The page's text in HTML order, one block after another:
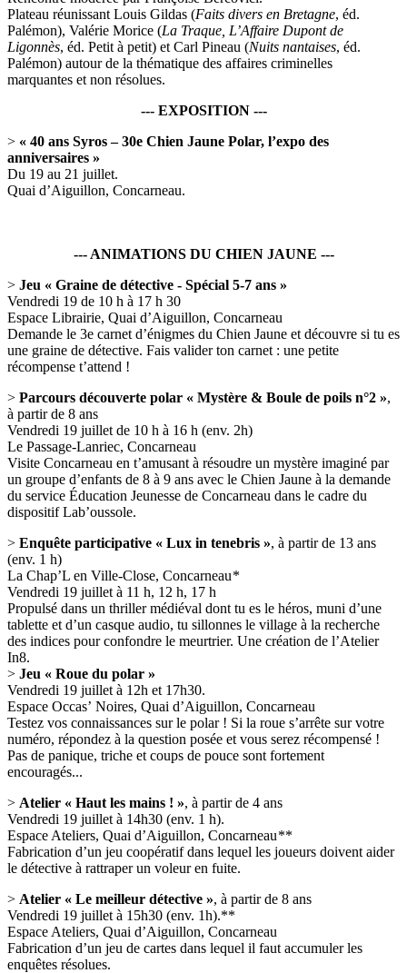
Plateau réunissant Louis Gildas (Faits divers en Bretagne, éd.
Palémon), Valérie Morice (La Traque, L’Affaire Dupont de
Ligonnès, éd. Petit à petit) et Carl Pineau (Nuits nantaises, éd.
Palémon) autour de la thématique des affaires criminelles
marquantes et non résolues.
--- EXPOSITION ---
> « 40 ans Syros – 30e Chien Jaune Polar, l’expo des
anniversaires »
Du 19 au 21 juillet.
Quai d’Aiguillon, Concarneau.
--- ANIMATIONS DU CHIEN JAUNE ---
> Jeu « Graine de détective - Spécial 5-7 ans »
Vendredi 19 de 10 h à 17 h 30
Espace Librairie, Quai d’Aiguillon, Concarneau
Demande le 3e carnet d’énigmes du Chien Jaune et découvre si tu es
une graine de détective. Fais valider ton carnet : une petite
récompense t’attend !
> Parcours découverte polar « Mystère & Boule de poils n°2 »,
à partir de 8 ans
Vendredi 19 juillet de 10 h à 16 h (env. 2h)
Le Passage-Lanriec, Concarneau
Visite Concarneau en t’amusant à résoudre un mystère imaginé par
un groupe d’enfants de 8 à 9 ans avec le Chien Jaune à la demande
du service Éducation Jeunesse de Concarneau dans le cadre du
dispositif Lab’oussole.
> Enquête participative « Lux in tenebris », à partir de 13 ans
(env. 1 h)
La Chap’L en Ville-Close, Concarneau *
Vendredi 19 juillet à 11 h, 12 h, 17 h
Propulsé dans un thriller médiéval dont tu es le héros, muni d’une
tablette et d’un casque audio, tu sillonnes le village à la recherche
des indices pour confondre le meurtrier. Une création de l’Atelier
In8.
> Jeu « Roue du polar »
Vendredi 19 juillet à 12h et 17h30.
Espace Occas’ Noires, Quai d’Aiguillon, Concarneau
Testez vos connaissances sur le polar ! Si la roue s’arrête sur votre
numéro, répondez à la question posée et vous serez récompensé !
Pas de panique, triche et coups de pouce sont fortement
encouragés...
> Atelier « Haut les mains ! », à partir de 4 ans
Vendredi 19 juillet à 14h30 (env. 1 h).
Espace Ateliers, Quai d’Aiguillon, Concarneau **
Fabrication d’un jeu coopératif dans lequel les joueurs doivent aider
le détective à rattraper un voleur en fuite.
> Atelier « Le meilleur détective », à partir de 8 ans
Vendredi 19 juillet à 15h30 (env. 1h).**
Espace Ateliers, Quai d’Aiguillon, Concarneau
Fabrication d’un jeu de cartes dans lequel il faut accumuler les
enquêtes résolues.